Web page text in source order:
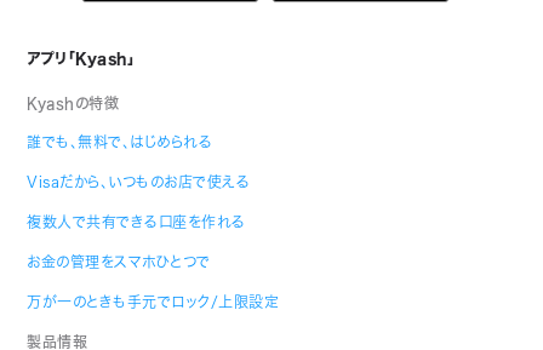
アプリ「Kyash」
Kyashの特徴
誰でも、無料で、はじめられる
Visaだから、いつものお店で使える
複数人で共有できる口座を作れる
お金の管理をスマホひとつで
万が一のときも手元でロック/上限設定
製品情報